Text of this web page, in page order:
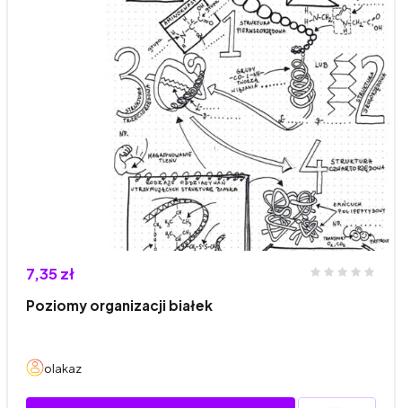
7,35 zł
Poziomy organizacji białek
olakaz